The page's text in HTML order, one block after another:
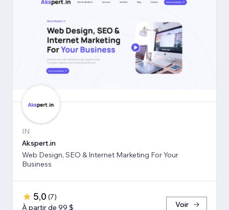
IN
Akspert.in
Web Design, SEO & Internet Marketing For Your
Business
5,0 (7)
À partir de 99 $
Voir